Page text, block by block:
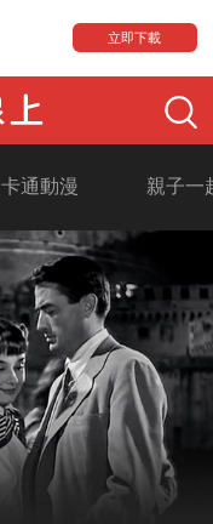
立即下載
卡通動漫 親子一